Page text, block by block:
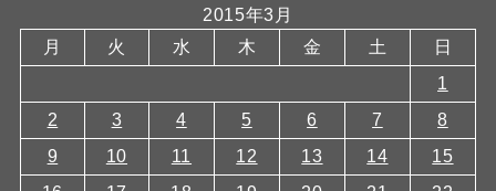
2015年3月
月
火 水 木 金 土
日
1
2
3 4 5 6 7
8
9
10 11 12 13 14
15